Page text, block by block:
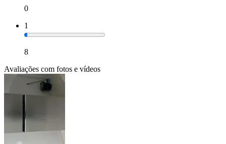
0
1
8
Avaliações com fotos e vídeos